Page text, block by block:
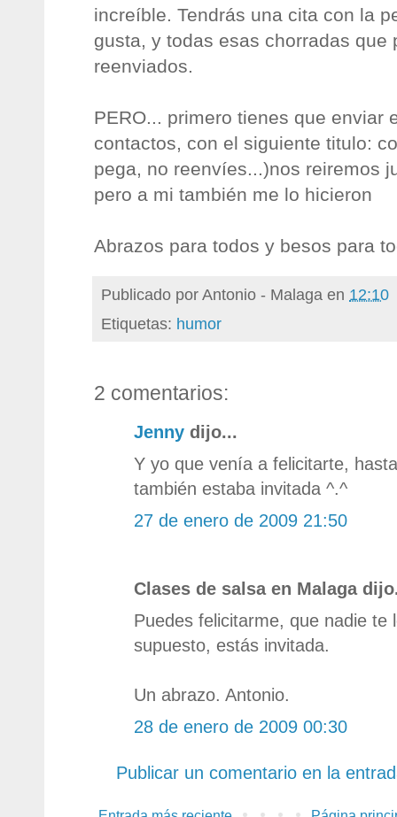
increíble. Tendrás una cita con la
gusta, y todas esas chorradas que
reenviados.
PERO... primero tienes que enviar
contactos, con el siguiente titulo:
pega, no reenvíes...)nos reiremos
pero a mi también me lo hicieron
Abrazos para todos y besos para
Publicado porAntonio - Malaga en 12:10
Etiquetas: humor
2 comentarios:
Jenny dijo...
Y yo que venía a felicitarte,
también estaba invitada ^.^
27 de enero de 2009 21:50
Clases de salsa en Malaga
Puedes felicitarme, que nadie te
supuesto, estás invitada.
Un abrazo. Antonio.
28 de enero de 2009 00:30
Publicar un comentario en la